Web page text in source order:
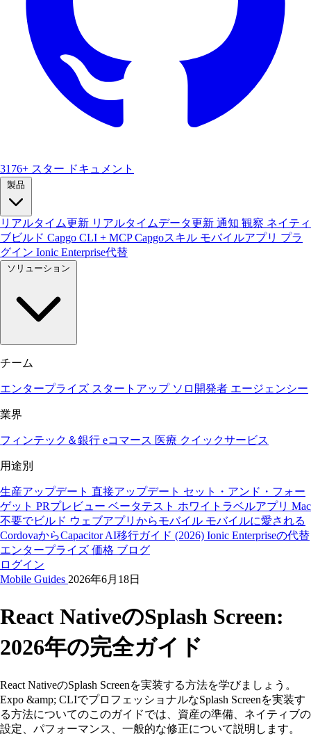
3176+ スター ドキュメント
製品
リアルタイム更新 リアルタイムデータ更新 通知 観察 ネイティ
ブビルド Capgo CLI + MCPCapgoスキル モバイルアプリ プラ
グイン Ionic Enterprise代替
ソリューション
チーム
エンタープライズ スタートアップ ソロ開発者 エージェンシー
業界
フィンテック＆銀行 eコマース 医療 クイックサービス
用途別
生産アップデート 直接アップデート セット・アンド・フォー
ゲット PRプレビュー ベータテスト ホワイトラベルアプリ Mac
不要でビルド ウェブアプリからモバイル モバイルに愛される
CordovaからCapacitorAI移行ガイド (2026) Ionic Enterpriseの代替
エンタープライズ 価格 ブログ
ログイン
Mobile Guides 2026年6月18日
React NativeのSplash Screen:
2026年の完全ガイド
React NativeのSplash Screenを実装する方法を学びましょう。
Expo &amp; CLIでプロフェッショナルなSplash Screenを実装す
る方法についてのこのガイドでは、資産の準備、ネイティブの
設定、パフォーマンス、一般的な修正について説明します。